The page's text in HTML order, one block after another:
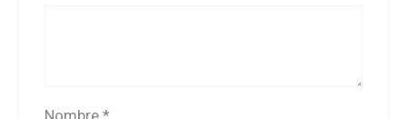
Nombre*